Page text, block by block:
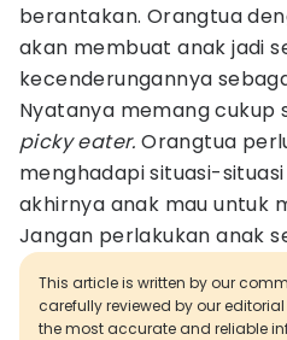
berantakan. Orangtua
akan membuat anak jadi
kecenderungannya
Nyatanya memang cukup
picky eater.Orangtua
menghadapi situasi-
akhirnya anak mau untuk
Jangan perlakukan anak
This article is written by our
carefully reviewed by our
the most accurate and reliable